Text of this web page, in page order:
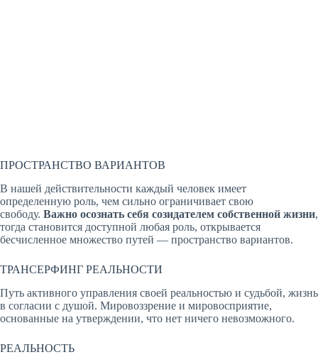
ПРОСТРАНСТВО ВАРИАНТОВ
В нашей действительности каждый человек имеет
определенную роль, чем сильно ограничивает свою
свободу. Важно осознать себя созидателем собственной жизни,
тогда становится доступной любая роль, открывается
бесчисленное множество путей — пространство вариантов.
ТРАНСЕРФИНГ РЕАЛЬНОСТИ
Путь активного управления своей реальностью и судьбой, жизнь
в согласии с душой. Мировоззрение и мировосприятие,
основанные на утверждении, что нет ничего невозможного.
РЕАЛЬНОСТЬ